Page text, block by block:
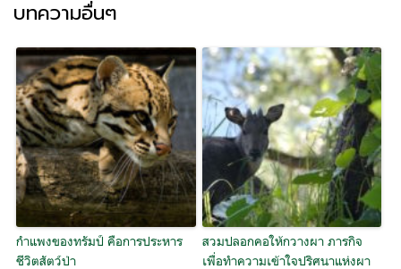
บทความอื่นๆ
กำแพงของทรัมป์ คือการประหาร
ชีวิตสัตว์ป่า
สวมปลอกคอให้กวางผา ภารกิจ
เพื่อทำความเข้าใจปริศนาแห่งผา